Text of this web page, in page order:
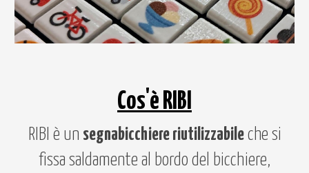
Cos'è RIBI
RIBI è un segnabicchiere riutilizzabileche si
fissa saldamente al bordo del bicchiere,